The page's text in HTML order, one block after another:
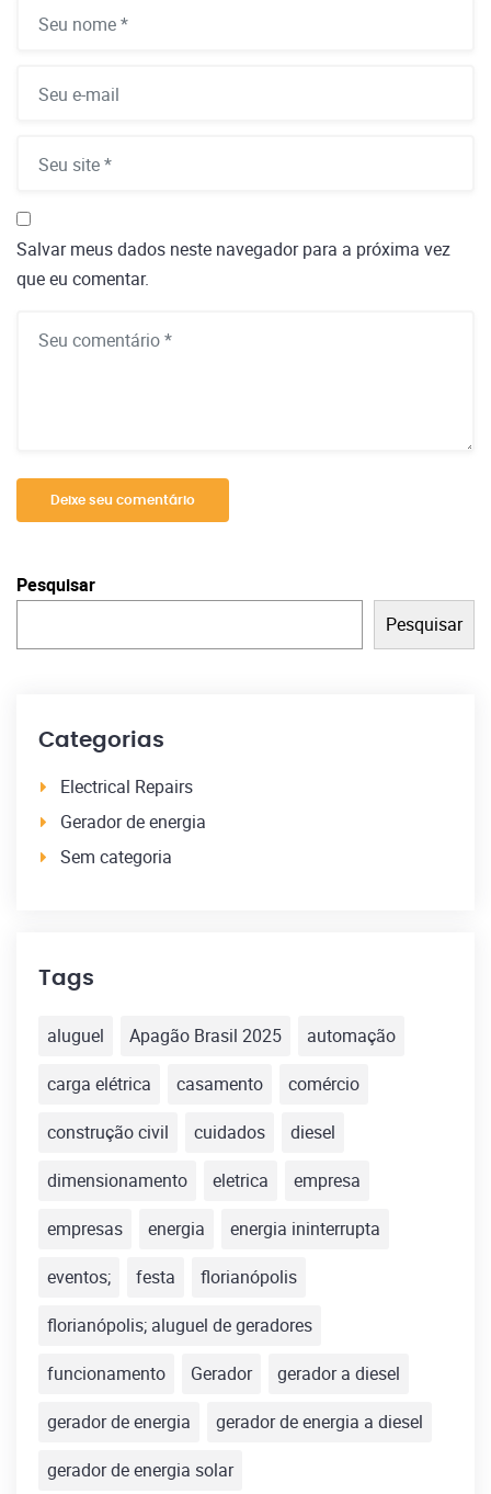
Salvar meus dados neste navegador para a próxima vez
que eu comentar.
Deixe seu comentário
Pesquisar
Pesquisar
Categorias
Electrical Repairs
Gerador de energia
Sem categoria
Tags
aluguel Apagão Brasil 2025
automação
carga elétrica
casamento
comércio
construção civil
cuidados
diesel
dimensionamento
eletrica
empresa
empresas
energia
energia ininterrupta
eventos;
festa
florianópolis
florianópolis; aluguel de geradores
funcionamento
Gerador
gerador a diesel
gerador de energia
gerador de energia a diesel
gerador de energia solar